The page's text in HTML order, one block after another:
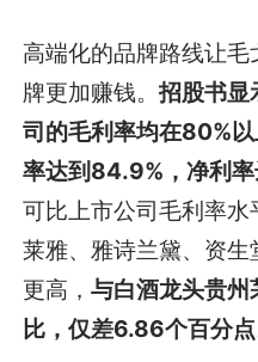
高端化的品牌路线让
牌更加赚钱。招股书显
司的毛利率均在80%
率达到84.9%，净利
可比上市公司毛利率
莱雅、雅诗兰黛、资
更高，与白酒龙头贵
比，仅差6.86个百分点